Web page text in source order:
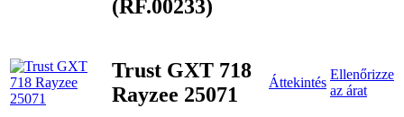
(RF.00233)
Trust GXT 718
Rayzee 25071
Áttekintés
Ellenőrizze
az árat